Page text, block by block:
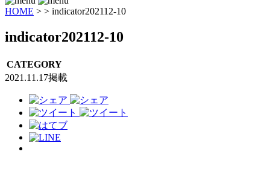
HOME > > indicator202112-10
indicator202112-10
CATEGORY
2021.11.17掲載